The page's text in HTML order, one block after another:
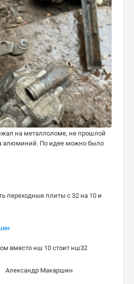
на металлоломе, не прошлой
алюминий. По идее можно было
переходные плиты с 32 на 10 и
вместо нш 10 стоит нш32
Александр Макаршин